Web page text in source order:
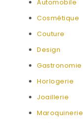
Automobile
Cosmétique
Couture
Design
Gastronomie
Horlogerie
Joaillerie
Maroquinerie